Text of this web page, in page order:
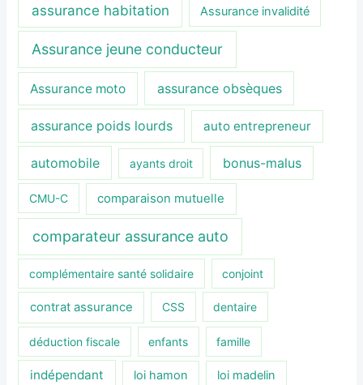
assurance habitation Assurance invalidité
Assurance jeune conducteur
Assurance moto assurance obsèques
assurance poids lourds auto entrepreneur
automobile ayants droit bonus-malus
CMU-C comparaison mutuelle
comparateur assurance auto
complémentaire santé solidaire conjoint
contrat assurance CSS dentaire
déduction fiscale enfants famille
indépendant loi hamon loi madelin